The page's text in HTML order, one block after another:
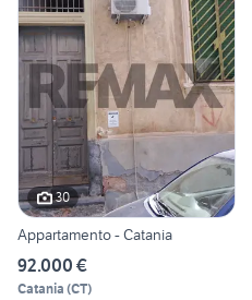
30
Appartamento - Catania
92.000 €
Catania (CT)